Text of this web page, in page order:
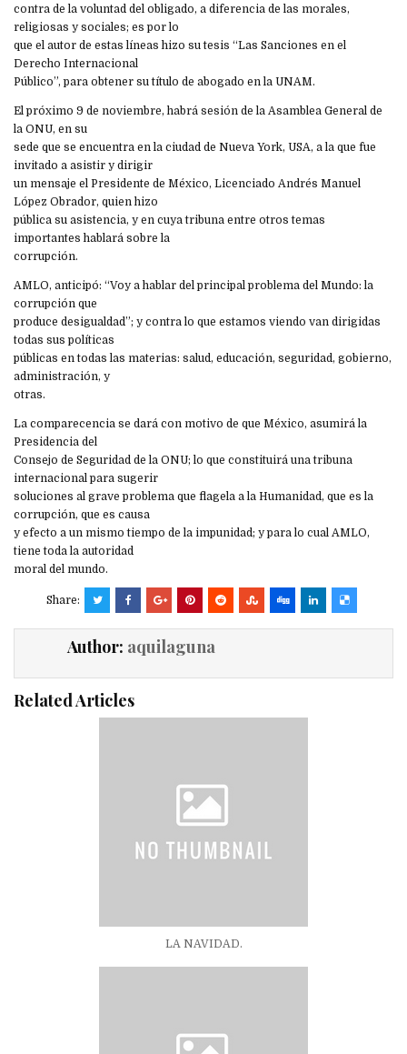
contra de la voluntad del obligado, a diferencia de las morales,
religiosas y sociales; es por lo
que el autor de estas líneas hizo su tesis “Las Sanciones en el
Derecho Internacional
Público”, para obtener su título de abogado en la UNAM.
El próximo 9 de noviembre, habrá sesión de la Asamblea General de
la ONU, en su
sede que se encuentra en la ciudad de Nueva York, USA, a la que fue
invitado a asistir y dirigir
un mensaje el Presidente de México, Licenciado Andrés Manuel
López Obrador, quien hizo
pública su asistencia, y en cuya tribuna entre otros temas
importantes hablará sobre la
corrupción.
AMLO, anticipó: “Voy a hablar del principal problema del Mundo: la
corrupción que
produce desigualdad”; y contra lo que estamos viendo van dirigidas
todas sus políticas
públicas en todas las materias: salud, educación, seguridad, gobierno,
administración, y
otras.
La comparecencia se dará con motivo de que México, asumirá la
Presidencia del
Consejo de Seguridad de la ONU; lo que constituirá una tribuna
internacional para sugerir
soluciones al grave problema que flagela a la Humanidad, que es la
corrupción, que es causa
y efecto a un mismo tiempo de la impunidad; y para lo cual AMLO,
tiene toda la autoridad
moral del mundo.
Share:
Author: aquilaguna
Related Articles
LA NAVIDAD.